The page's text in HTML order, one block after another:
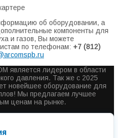
об оборудовании, а
компоненты для
и газов, Вы можете
по телефонам: +7 (812)
является лидером в области
давления. Так же с 2025
новейшее оборудование для
Мы предлагаем лучшее
ценам на рынке.